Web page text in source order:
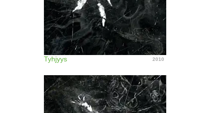
Tyhjyys 2010